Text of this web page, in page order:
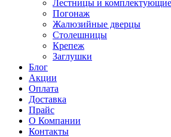
Лестницы и комплектующие
Погонаж
Жалюзийные дверцы
Столешницы
Крепеж
Заглушки
Блог
Акции
Оплата
Доставка
Прайс
О Компании
Контакты